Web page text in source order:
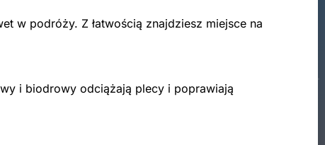
w podróży. Z łatwością znajdziesz miejsce na
i biodrowy odciążają plecy i poprawiają